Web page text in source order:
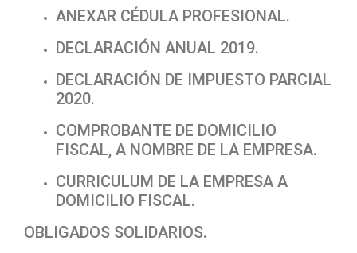
ANEXAR CÉDULA PROFESIONAL.
DECLARACIÓN ANUAL 2019.
DECLARACIÓN DE IMPUESTO PARCIAL
2020.
COMPROBANTE DE DOMICILIO
FISCAL, A NOMBRE DE LA EMPRESA.
CURRICULUM DE LA EMPRESA A
DOMICILIO FISCAL.
OBLIGADOS SOLIDARIOS.